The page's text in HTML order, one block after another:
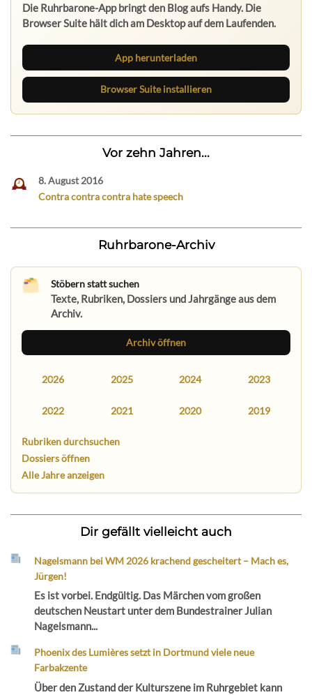
Die Ruhrbarone-App bringt den Blog aufs Handy. Die
Browser Suite hält dich am Desktop auf dem Laufenden.
App herunterladen
Browser Suite installieren
Vor zehn Jahren...
8. August 2016
Contra contra contra hate speech
Ruhrbarone-Archiv
Stöbern statt suchen
Texte, Rubriken, Dossiers und Jahrgänge aus dem
Archiv.
Archiv öffnen
2026 2025 2024 2023
2022 2021 2020 2019
Rubriken durchsuchen
Dossiers öffnen
Alle Jahre anzeigen
Dir gefällt vielleicht auch
Nagelsmann bei WM 2026 krachend gescheitert – Mach es,
Jürgen!
Es ist vorbei. Endgültig. Das Märchen vom großen
deutschen Neustart unter dem Bundestrainer Julian
Nagelsmann...
Phoenix des Lumières setzt in Dortmund viele neue
Farbakzente
Über den Zustand der Kulturszene im Ruhrgebiet kann